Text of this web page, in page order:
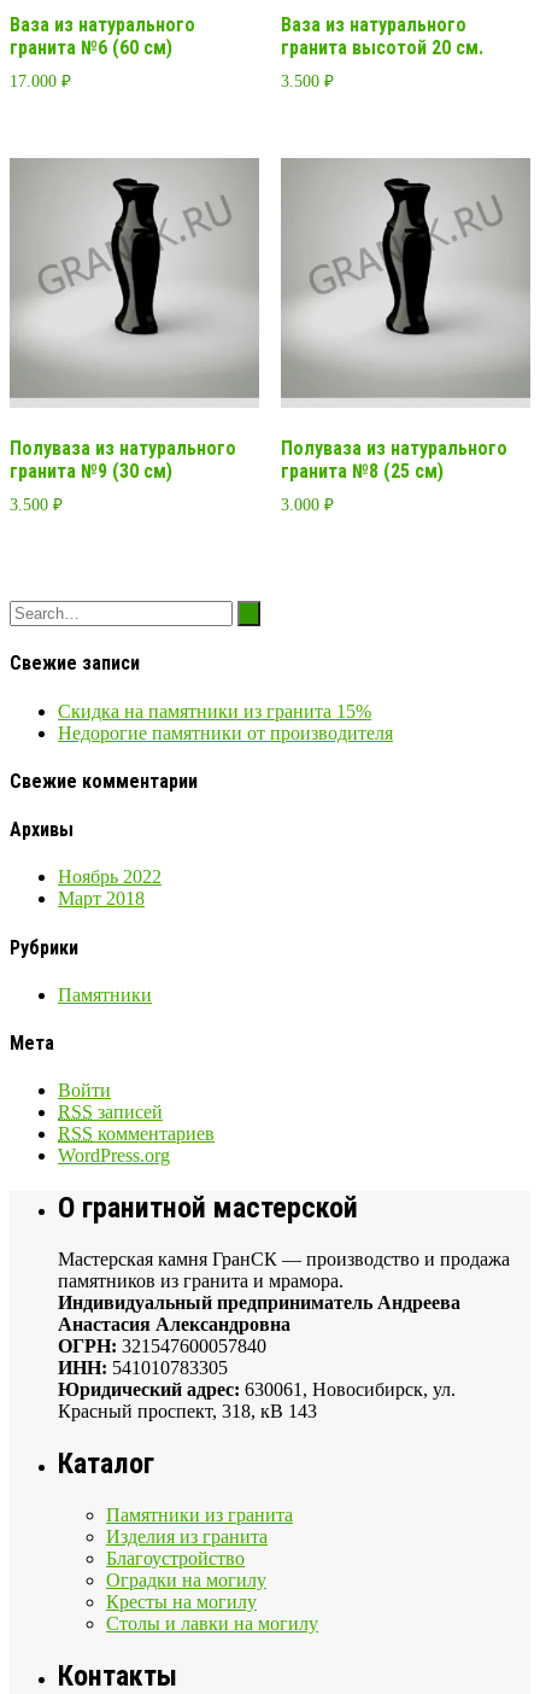
Ваза из натурального
гранита №6 (60 см)
17.000 ₽
Ваза из натурального
гранита высотой 20 см.
3.500 ₽
Полуваза из натурального
гранита №9 (30 см)
3.500 ₽
Полуваза из натурального
гранита №8 (25 см)
3.000 ₽
Свежие записи
Скидка на памятники из гранита 15%
Недорогие памятники от производителя
Свежие комментарии
Архивы
Ноябрь 2022
Март 2018
Рубрики
Памятники
Мета
Войти
RSS записей
RSS комментариев
WordPress.org
О гранитной мастерской
Мастерская камня ГранСК — производство и продажа
памятников из гранита и мрамора.
Индивидуальный предприниматель Андреева
Анастасия Александровна
ОГРН: 321547600057840
ИНН: 541010783305
Юридический адрес: 630061, Новосибирск, ул.
Красный проспект, 318, кВ 143
Каталог
Памятники из гранита
Изделия из гранита
Благоустройство
Оградки на могилу
Кресты на могилу
Столы и лавки на могилу
Контакты